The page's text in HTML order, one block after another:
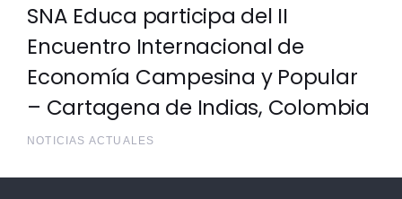
SNA Educa participa del II
Encuentro Internacional de
Economía Campesina y Popular
– Cartagena de Indias, Colombia
NOTICIAS ACTUALES